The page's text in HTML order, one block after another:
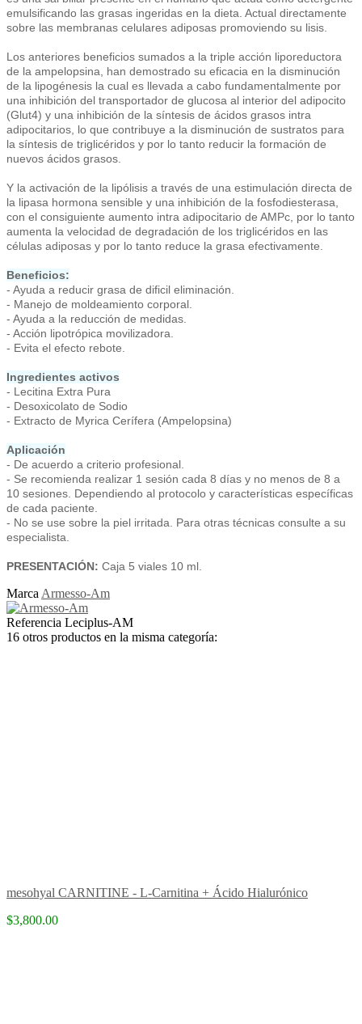
emulsificando las grasas ingeridas en la dieta. Actual directamente
sobre las membranas celulares adiposas promoviendo su lisis.
Los anteriores beneficios sumados a la triple acción liporeductora
de la ampelopsina, han demostrado su eficacia en la disminución
de la lipogénesis la cual es llevada a cabo fundamentalmente por
una inhibición del transportador de glucosa al interior del adipocito
(Glut4) y una inhibición de la síntesis de ácidos grasos intra
adipocitarios, lo que contribuye a la disminución de sustratos para
la síntesis de triglicéridos y por lo tanto reducir la formación de
nuevos ácidos grasos.
Y la activación de la lipólisis a través de una estimulación directa de
la lipasa hormona sensible y una inhibición de la fosfodiesterasa,
con el consiguiente aumento intra adipocitario de AMPc, por lo tanto
aumenta la velocidad de degradación de los triglicéridos en las
células adiposas y por lo tanto reduce la grasa efectivamente.
Beneficios:
- Ayuda a reducir grasa de dificil eliminación.
- Manejo de moldeamiento corporal.
- Ayuda a la reducción de medidas.
- Acción lipotrópica movilizadora.
- Evita el efecto rebote.
Ingredientes activos
- Lecitina Extra Pura
- Desoxicolato de Sodio
- Extracto de Myrica Cerífera (Ampelopsina)
Aplicación
- De acuerdo a criterio profesional.
- Se recomienda realizar 1 sesión cada 8 días y no menos de 8 a
10 sesiones. Dependiendo al protocolo y características específicas
de cada paciente.
- No se use sobre la piel irritada. Para otras técnicas consulte a su
especialista.
PRESENTACIÓN: Caja 5 viales 10 ml.
Marca Armesso-Am
Referencia Leciplus-AM
16 otros productos en la misma categoría:
mesohyal CARNITINE - L-Carnitina + Ácido Hialurónico
$3,800.00